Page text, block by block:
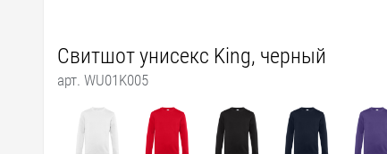
Свитшот унисекс King, черный
арт. WU01K005